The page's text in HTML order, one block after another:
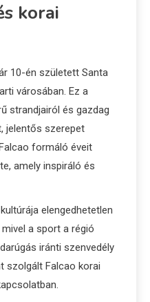
korai
10-én született Santa
városában. Ez a
strandjairól és gazdag
jelentős szerepet
formáló éveit
amely inspiráló és
elengedhetetlen
a sport a régió
iránti szenvedély
szolgált Falcao korai